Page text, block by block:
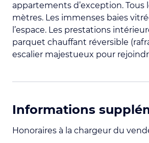
appartements d’exception.
mètres. Les immenses baies
l’espace. Les prestations
parquet chauffant réversible
escalier majestueux pour
Informations
Honoraires à la chargeur du